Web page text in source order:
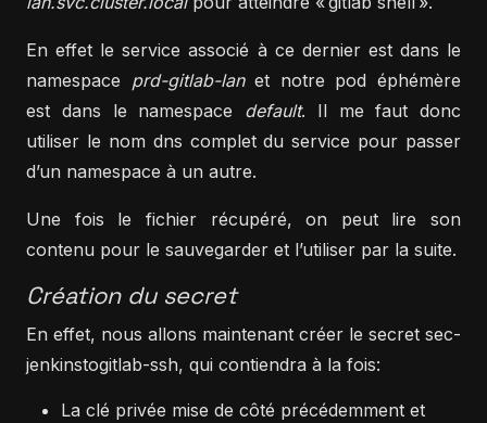
En effet le service associé à ce dernier est dans le
namespace prd-gitlab-lanet notre pod éphémère
est dans le namespace default. Il me faut donc
utiliser le nom dns complet du service pour passer
d’un namespace à un autre.
Une fois le fichier récupéré, on peut lire son
contenu pour le sauvegarder et l’utiliser par la suite.
Création du secret
En effet, nous allons maintenant créer le secret sec-
jenkinstogitlab-ssh, qui contiendra à la fois:
La clé privée mise de côté précédemment et